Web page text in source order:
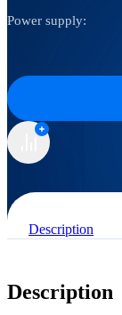
Power supply:
Description
Description